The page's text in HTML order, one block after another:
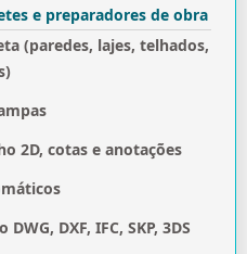
e preparadores de obra
(paredes, lajes, telhados,
2D, cotas e anotações
DXF, IFC, SKP, 3DS